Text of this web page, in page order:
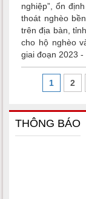
nghiệp”, ổn
thoát nghèo
trên địa bàn,
cho hộ nghèo
giai đoạn 2023 -
1 2
THÔNG BÁO